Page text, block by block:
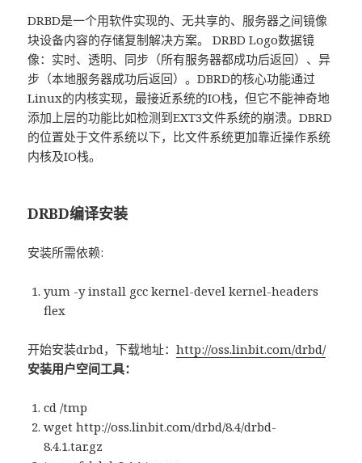
DRBD是一个用软件实现的、无共享的、服务器之间镜像
块设备内容的存储复制解决方案。 DRBD Logo数据镜
像：实时、透明、同步（所有服务器都成功后返回）、异
步（本地服务器成功后返回）。DBRD的核心功能通过
Linux的内核实现，最接近系统的IO栈，但它不能神奇地
添加上层的功能比如检测到EXT3文件系统的崩溃。DBRD
的位置处于文件系统以下，比文件系统更加靠近操作系统
内核及IO栈。
DRBD编译安装
安装所需依赖:
yum -y install gcc kernel-devel kernel-headers
flex
开始安装drbd，下载地址：http://oss.linbit.com/drbd/
安装用户空间工具：
cd /tmp
wget http://oss.linbit.com/drbd/8.4/drbd-
8.4.1.tar.gz